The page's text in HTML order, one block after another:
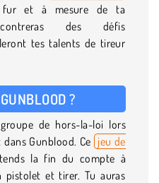
et à mesure de ta
des défis
tes talents de tireur
?
de hors-la-loi lors
dans Gunblood. Ce jeu de
la fin du compte à
pistolet et tirer. Tu auras